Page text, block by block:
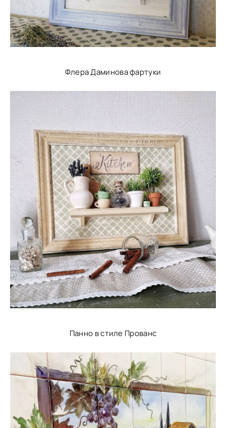
Флера Даминова фартуки
Панно в стиле Прованс